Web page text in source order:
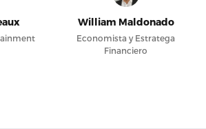
William Maldonado
Economista y Estratega
Financiero